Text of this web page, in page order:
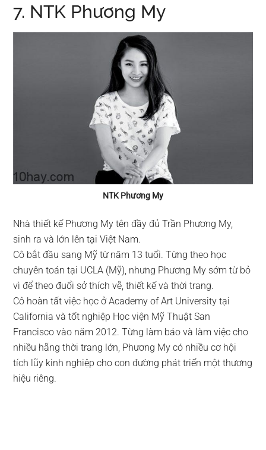
7. NTK Phương My
NTK Phương My
Nhà thiết kế Phương My tên đầy đủ Trần Phương My,
sinh ra và lớn lên tại Việt Nam.
Cô bắt đầu sang Mỹ từ năm 13 tuổi. Từng theo học
chuyên toán tại UCLA (Mỹ), nhưng Phương My sớm từ bỏ
vì để theo đuổi sở thích vẽ, thiết kế và thời trang.
Cô hoàn tất việc học ở Academy of Art University tại
California và tốt nghiệp Học viện Mỹ Thuật San
Francisco vào năm 2012. Từng làm báo và làm việc cho
nhiều hãng thời trang lớn, Phương My có nhiều cơ hội
tích lũy kinh nghiệp cho con đường phát triển một thương
hiệu riêng.